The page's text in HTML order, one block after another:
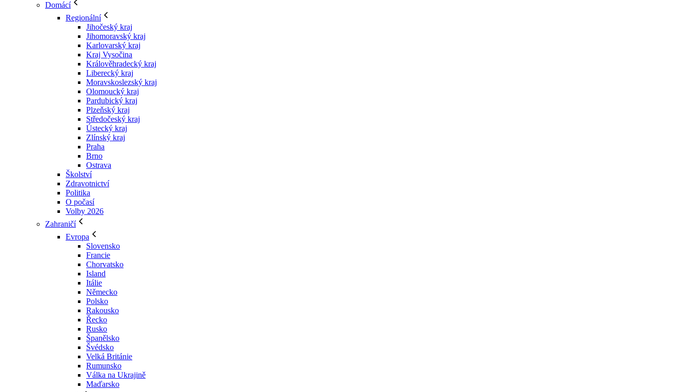
Domácí
Regionální
Jihočeský kraj
Jihomoravský kraj
Karlovarský kraj
Kraj Vysočina
Králověhradecký kraj
Liberecký kraj
Moravskoslezský kraj
Olomoucký kraj
Pardubický kraj
Plzeňský kraj
Středočeský kraj
Ústecký kraj
Zlínský kraj
Praha
Brno
Ostrava
Školství
Zdravotnictví
Politika
O počasí
Volby 2026
Zahraničí
Evropa
Slovensko
Francie
Chorvatsko
Island
Itálie
Německo
Polsko
Rakousko
Řecko
Rusko
Španělsko
Švédsko
Velká Británie
Rumunsko
Válka na Ukrajině
Maďarsko